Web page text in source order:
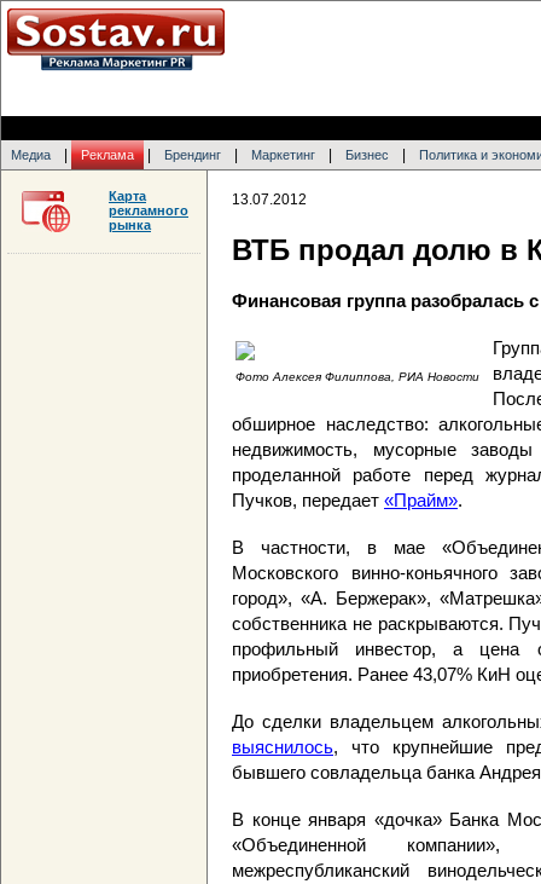
Медиа Реклама Брендинг Маркетинг Бизнес Политика и
13.07.2012
ВТБ продал долю в
Финансовая группа разобралась
Фото Алексея Филиппова, РИА Новости
обширное наследство:
недвижимость, мусорные
проделанной работе перед
Пучков, передает «Прайм».
В частности, в мае
Московского винно-коньячного
город», «А. Бержерак»,
собственника не раскрываются.
профильный инвестор, а цена
приобретения. Ранее 43,07% КиН
До сделки владельцем
выяснилось, что крупнейшие
бывшего совладельца банка
В конце января «дочка» Банка
«Объединенной компании»,
межреспубликанский
Карта
рекламного
рынка